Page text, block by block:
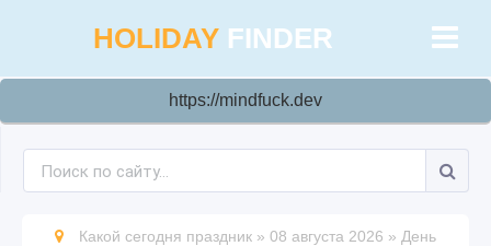
HOLIDAY FINDER
https://mindfuck.dev
Какой сегодня праздник » 08 августа 2026 » День